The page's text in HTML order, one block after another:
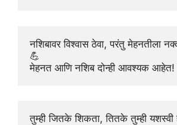
नशिबावर विश्वास ठेवा, परंतु मेहनतीला
💪
मेहनत आणि नशिब दोन्ही आवश्यक आहेत!
तुम्ही जितके शिकता, तितके तुम्ही